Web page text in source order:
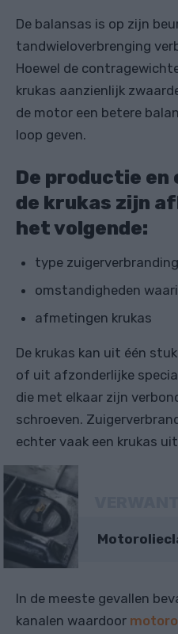
De balansas is op zijn
tandwieloverbrenging
Hoewel de
krukas aanzienlijk
de motor een betere
loop geven.
De productie
de krukas zijn
het volgende:
type
omstandigheden
afmetingen krukas
De krukas kan uit één
of uit afzonderlijke
die met elkaar zijn
schroeven.
echter vaak een krukas
In de meeste gevallen
kanalen waardoor